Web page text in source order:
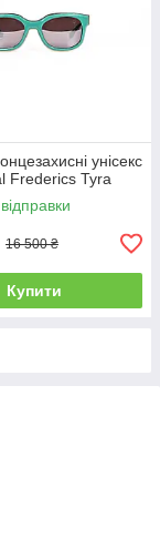
унісекс
Frederics Tyra
16 500 ₴
Купити